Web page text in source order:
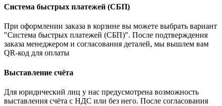
Система быстрых платежей (СБП)
При оформлении заказа в корзине вы можете выбрать вариант
"Система быстрых платежей (СБП)". После подтверждения
заказа менеджером и согласования деталей, мы вышлем вам
QR-код для оплаты
Выставление счёта
Для юридический лиц у нас предусмотрена возможность
выставления счёта с НДС или без него. После согласования